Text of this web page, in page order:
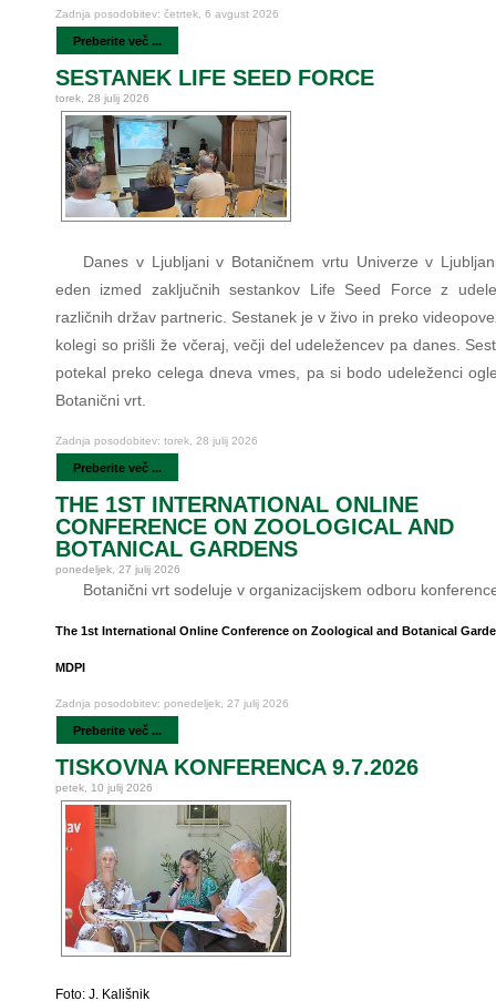
Zadnja posodobitev: četrtek, 6 avgust 2026
Preberite več ...
SESTANEK LIFE SEED FORCE
torek, 28 julij 2026
Danes v Ljubljani v Botaničnem vrtu Univerze v
eden izmed zaključnih sestankov Life Seed Force z
različnih držav partneric. Sestanek je v živo in preko
kolegi so prišli že včeraj, večji del udeležencev pa danes.
potekal preko celega dneva vmes, pa si bodo udeleženci
Botanični vrt.
Zadnja posodobitev: torek, 28 julij 2026
Preberite več ...
THE 1ST INTERNATIONAL ONLINE
CONFERENCE ON ZOOLOGICAL AND
BOTANICAL GARDENS
ponedeljek, 27 julij 2026
Botanični vrt sodeluje v organizacijskem odboru
The 1st International Online Conference on Zoological and Botanical
MDPI
Zadnja posodobitev: ponedeljek, 27 julij 2026
Preberite več ...
TISKOVNA KONFERENCA 9.7.2026
petek, 10 julij 2026
Foto: J. Kališnik